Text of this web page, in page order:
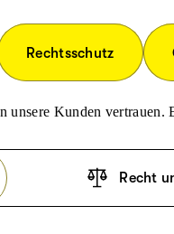
Rechtsschutz
unsere Kunden
Recht